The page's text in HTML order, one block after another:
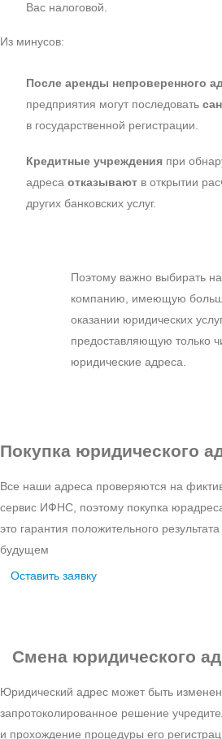
Вас налоговой.
Из минусов:
После аренды непроверенного
предприятия могут последовать
в государственной регистрации.
Кредитные учреждения при
адреса отказывают в открытии
других банковских услуг.
Поэтому важно выбирать
компанию, имеющую
оказании юридических
предоставляющую только
юридические адреса.
Покупка юридического
Все наши адреса проверяются на
сервис ИФНС, поэтому покупка
это гарантия положительного
будущем
Оставить заявку
Смена юридического
Юридический адрес может быть
запротоколированное решение
и прохождение процедуры его